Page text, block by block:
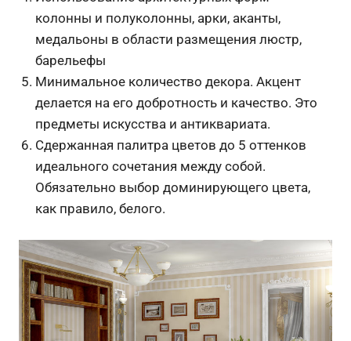
колонны и полуколонны, арки, аканты,
медальоны в области размещения люстр,
барельефы
Минимальное количество декора. Акцент
делается на его добротность и качество. Это
предметы искусства и антиквариата.
Сдержанная палитра цветов до 5 оттенков
идеального сочетания между собой.
Обязательно выбор доминирующего цвета,
как правило, белого.